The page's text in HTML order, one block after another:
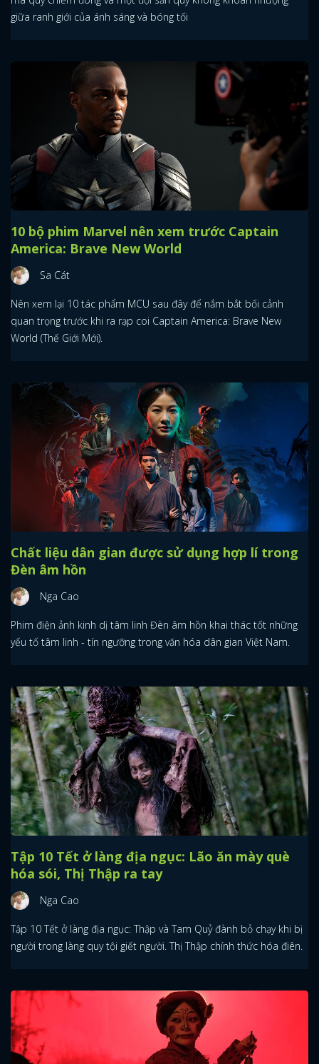
giữa ranh giới của ánh sáng và bóng tối
10 bộ phim Marvel nên xem trước Captain
America: Brave New World
Sa Cát
Nên xem lại 10 tác phẩm MCU sau đây để nắm bắt bối cảnh
quan trọng trước khi ra rạp coi Captain America: Brave New
World (Thế Giới Mới).
Chất liệu dân gian được sử dụng hợp lí trong
Đèn âm hồn
Nga Cao
Phim điện ảnh kinh dị tâm linh Đèn âm hồn khai thác tốt những
yếu tố tâm linh - tín ngưỡng trong văn hóa dân gian Việt Nam.
Tập 10 Tết ở làng địa ngục: Lão ăn mày què
hóa sói, Thị Thập ra tay
Nga Cao
Tập 10 Tết ở làng địa ngục: Thập và Tam Quỷ đành bỏ chạy khi bị
người trong làng quy tội giết người. Thị Thập chính thức hóa điên.